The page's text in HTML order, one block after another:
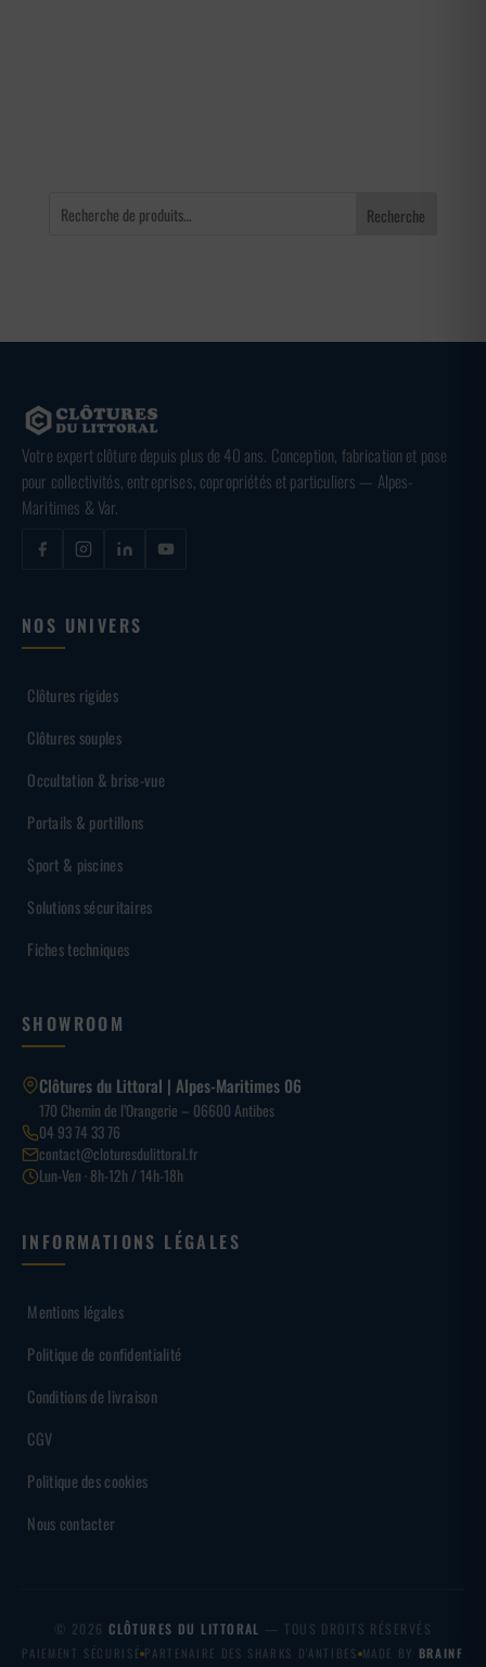
Recherche
Votre expert clôture depuis plus de 40 ans. Conception, fabrication et pose
pour collectivités, entreprises, copropriétés et particuliers — Alpes-
Maritimes & Var.
NOS UNIVERS
Clôtures rigides
Clôtures souples
Occultation & brise-vue
Portails & portillons
Sport & piscines
Solutions sécuritaires
Fiches techniques
SHOWROOM
Clôtures du Littoral | Alpes-Maritimes 06
170 Chemin de l’Orangerie – 06600 Antibes
04 93 74 33 76
contact@cloturesdulittoral.fr
Lun-Ven · 8h-12h / 14h-18h
INFORMATIONS LÉGALES
Mentions légales
Politique de confidentialité
Conditions de livraison
CGV
Politique des cookies
Nous contacter
© 2026CLÔTURES DU LITTORAL — TOUS DROITS RÉSERVÉS
PAIEMENT SÉCURISÉ PARTENAIRE DES SHARKS D'ANTIBES MADE BY BRAINF